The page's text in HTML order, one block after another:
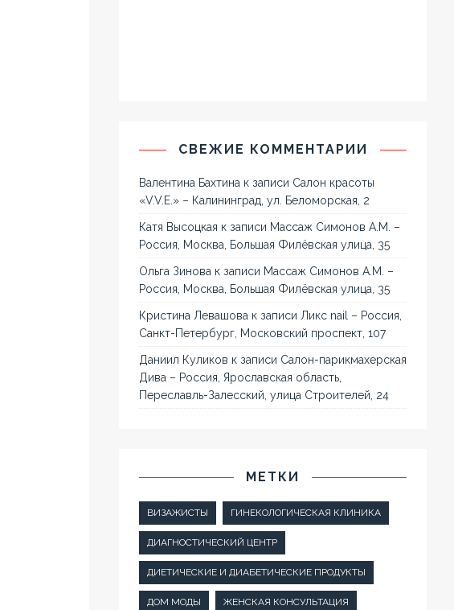
СВЕЖИЕ КОММЕНТАРИИ
Валентина Бахтина к записи Салон красоты
«V.V.E.» – Калининград, ул. Беломорская, 2
Катя Высоцкая к записи Массаж Симонов А.М. –
Россия, Москва, Большая Филёвская улица, 35
Ольга Зинова к записи Массаж Симонов А.М. –
Россия, Москва, Большая Филёвская улица, 35
Кристина Левашова к записиЛикс nail – Россия,
Санкт-Петербург, Московский проспект, 107
Даниил Куликов к записи Салон-парикмахерская
Дива – Россия, Ярославская область,
Переславль-Залесский, улица Строителей, 24
МЕТКИ
ВИЗАЖИСТЫ ГИНЕКОЛОГИЧЕСКАЯ КЛИНИКА
ДИАГНОСТИЧЕСКИЙ ЦЕНТР
ДИЕТИЧЕСКИЕ И ДИАБЕТИЧЕСКИЕ ПРОДУКТЫ
ДОМ МОДЫ ЖЕНСКАЯ КОНСУЛЬТАЦИЯ